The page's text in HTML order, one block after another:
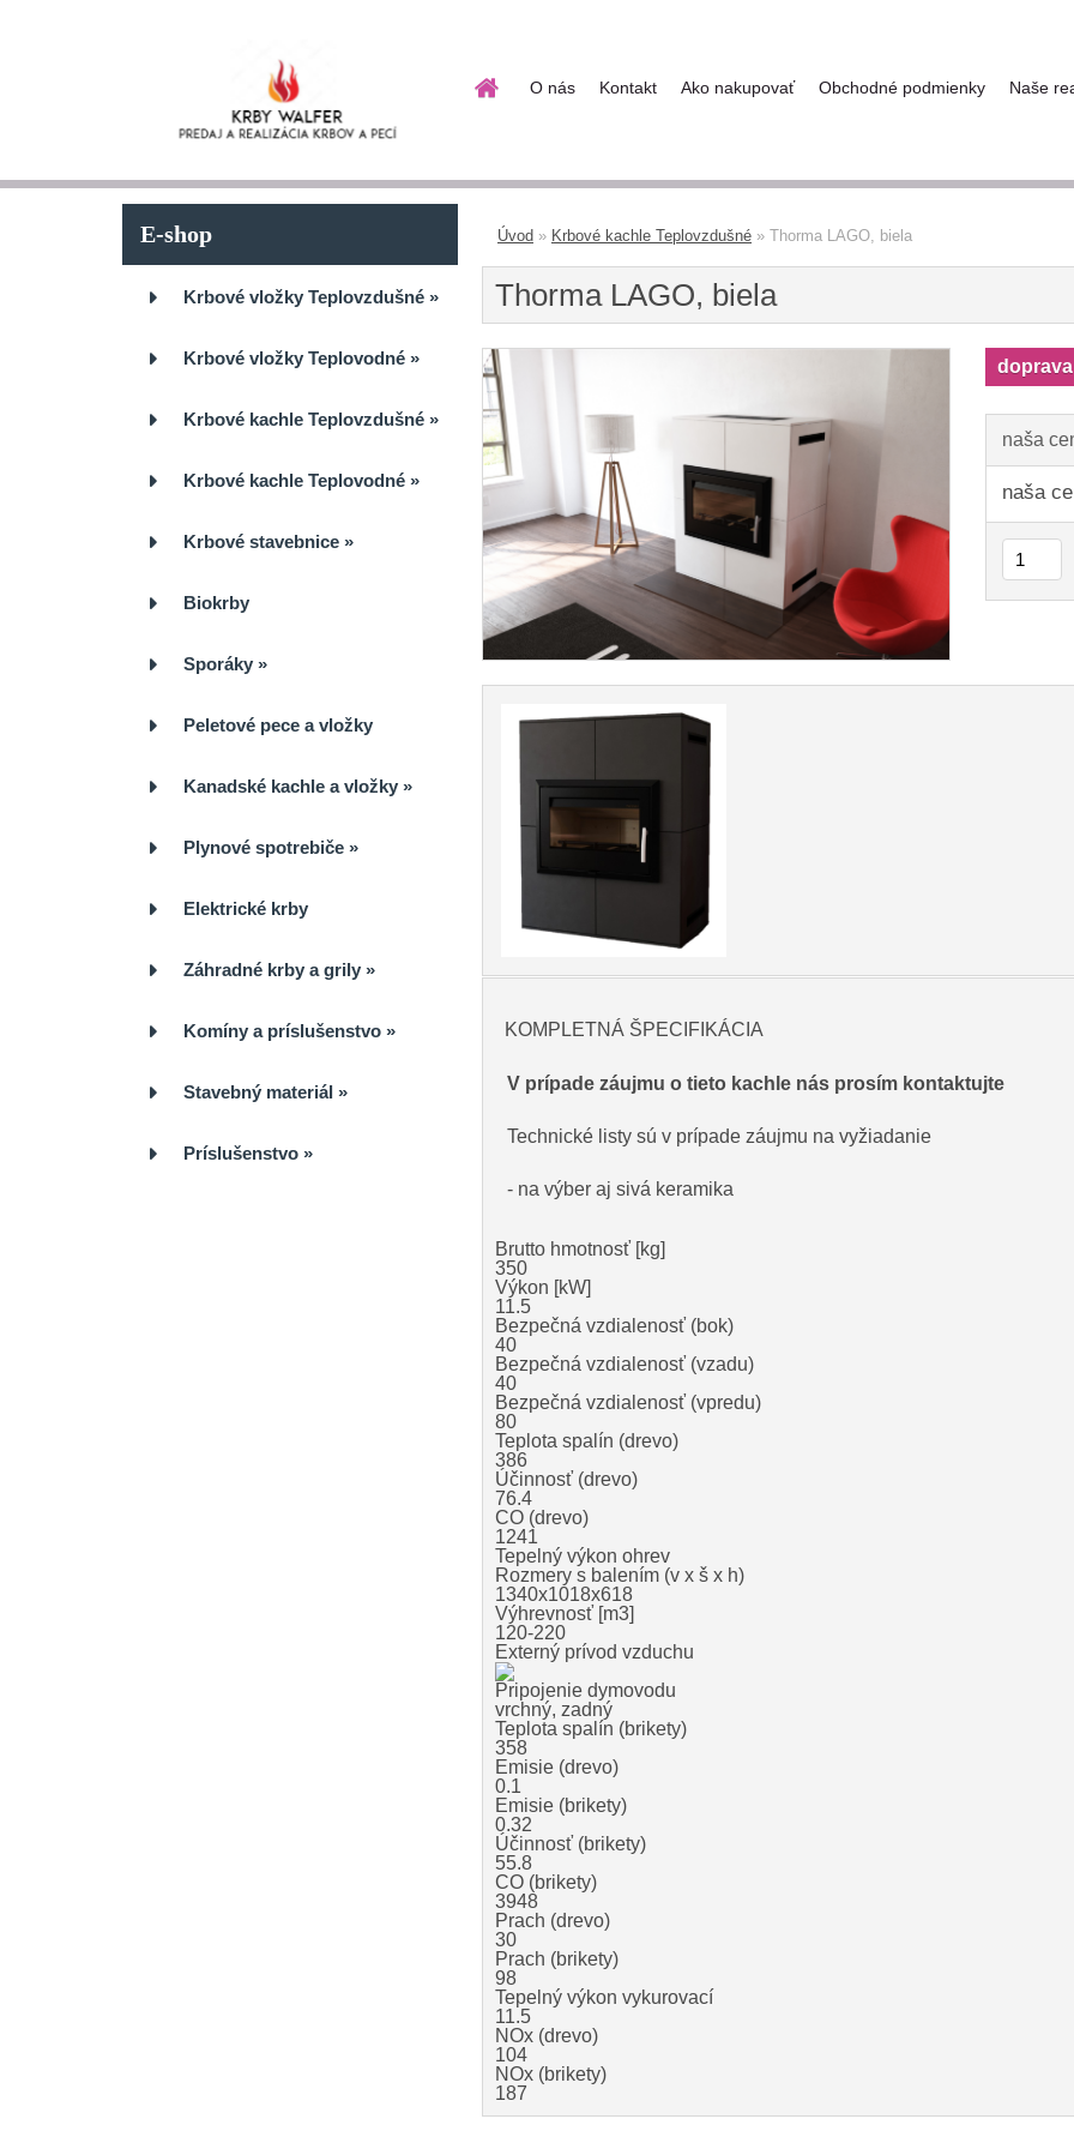
O nás Kontakt Ako nakupovať Obchodné podmienky Naše
E-shop
Krbové vložky Teplovzdušné »
Krbové vložky Teplovodné »
Krbové kachle Teplovzdušné »
Krbové kachle Teplovodné »
Krbové stavebnice »
Biokrby
Sporáky »
Peletové pece a vložky
Kanadské kachle a vložky »
Plynové spotrebiče »
Elektrické krby
Záhradné krby a grily »
Komíny a príslušenstvo »
Stavebný materiál »
Príslušenstvo »
Úvod » Krbové kachle Teplovzdušné » Thorma LAGO, biela
Thorma LAGO, biela
naša
naša
KOMPLETNÁ ŠPECIFIKÁCIA
V prípade záujmu o tieto kachle nás prosím kontaktujte
Technické listy sú v prípade záujmu na vyžiadanie
- na výber aj sivá keramika
Brutto hmotnosť [kg]
350
Výkon [kW]
11.5
Bezpečná vzdialenosť (bok)
40
Bezpečná vzdialenosť (vzadu)
40
Bezpečná vzdialenosť (vpredu)
80
Teplota spalín (drevo)
386
Účinnosť (drevo)
76.4
CO (drevo)
1241
Tepelný výkon ohrev
Rozmery s balením (v x š x h)
1340x1018x618
Výhrevnosť [m3]
120-220
Externý prívod vzduchu
Pripojenie dymovodu
vrchný, zadný
Teplota spalín (brikety)
358
Emisie (drevo)
0.1
Emisie (brikety)
0.32
Účinnosť (brikety)
55.8
CO (brikety)
3948
Prach (drevo)
30
Prach (brikety)
98
Tepelný výkon vykurovací
11.5
NOx (drevo)
104
NOx (brikety)
187